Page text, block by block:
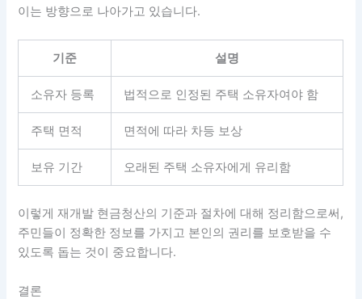
이는 방향으로 나아가고 있습니다.
기준 설명
소유자 등록 법적으로 인정된 주택 소유자여야 함
주택 면적 면적에 따라 차등 보상
보유 기간 오래된 주택 소유자에게 유리함
이렇게 재개발 현금청산의 기준과 절차에 대해 정리함으로써,
주민들이 정확한 정보를 가지고 본인의 권리를 보호받을 수
있도록 돕는 것이 중요합니다.
결론